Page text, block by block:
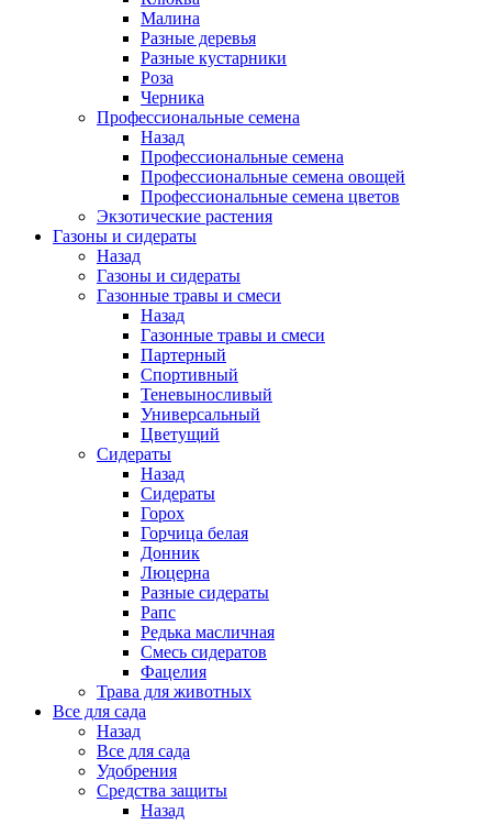
Малина
Разные деревья
Разные кустарники
Роза
Черника
Профессиональные семена
Назад
Профессиональные семена
Профессиональные семена овощей
Профессиональные семена цветов
Экзотические растения
Газоны и сидераты
Назад
Газоны и сидераты
Газонные травы и смеси
Назад
Газонные травы и смеси
Партерный
Спортивный
Теневыносливый
Универсальный
Цветущий
Сидераты
Назад
Сидераты
Горох
Горчица белая
Донник
Люцерна
Разные сидераты
Рапс
Редька масличная
Смесь сидератов
Фацелия
Трава для животных
Все для сада
Назад
Все для сада
Удобрения
Средства защиты
Назад